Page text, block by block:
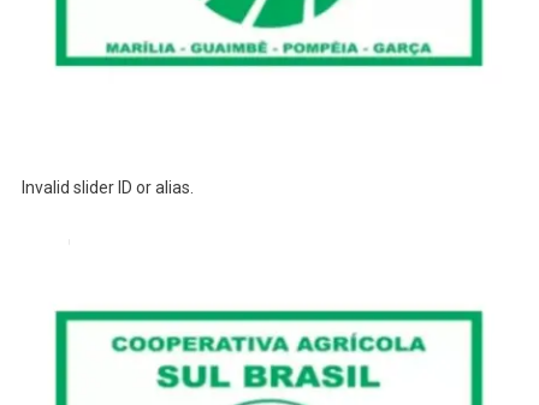
Invalid slider ID or alias.